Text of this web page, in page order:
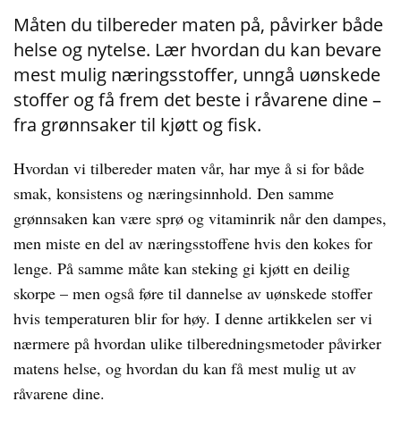
Måten du tilbereder maten på, påvirker både
helse og nytelse. Lær hvordan du kan bevare
mest mulig næringsstoffer, unngå uønskede
stoffer og få frem det beste i råvarene dine –
fra grønnsaker til kjøtt og fisk.
Hvordan vi tilbereder maten vår, har mye å si for både
smak, konsistens og næringsinnhold. Den samme
grønnsaken kan være sprø og vitaminrik når den dampes,
men miste en del av næringsstoffene hvis den kokes for
lenge. På samme måte kan steking gi kjøtt en deilig
skorpe – men også føre til dannelse av uønskede stoffer
hvis temperaturen blir for høy. I denne artikkelen ser vi
nærmere på hvordan ulike tilberedningsmetoder påvirker
matens helse, og hvordan du kan få mest mulig ut av
råvarene dine.